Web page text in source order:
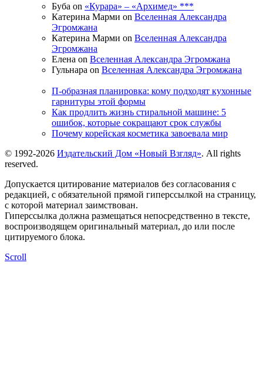
Буба on «Курара» – «Архимед» ***
Катерина Марми on Вселенная Александра
Эгромжана
Катерина Марми on Вселенная Александра
Эгромжана
Елена on Вселенная Александра Эгромжана
Гульнара on Вселенная Александра Эгромжана
П-образная планировка: кому подходят кухонные
гарнитуры этой формы
Как продлить жизнь стиральной машине: 5
ошибок, которые сокращают срок службы
Почему корейская косметика завоевала мир
© 1992-2026 Издательский Дом «Новый Взгляд». All rights
reserved.
Допускается цитирование материалов без согласования с
редакцией, с обязательной прямой гиперссылкой на страницу,
с которой материал заимствован.
Гиперссылка должна размещаться непосредственно в тексте,
воспроизводящем оригинальный материал, до или после
цитируемого блока.
Scroll